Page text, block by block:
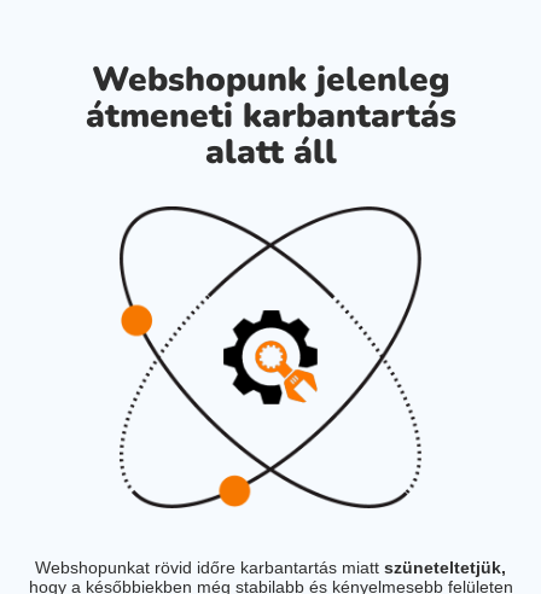
Webshopunk jelenleg
átmeneti karbantartás
alatt áll
Webshopunkat rövid időre karbantartás miatt szüneteltetjük,
hogy a későbbiekben még stabilabb és kényelmesebb felületen